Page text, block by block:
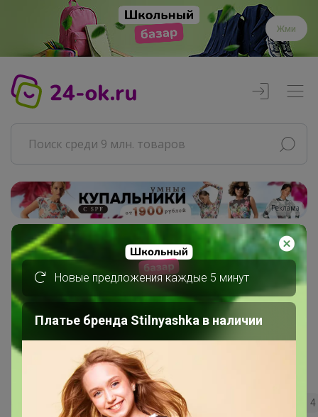
Жми
Реклама
Главная
Совместные покупки
АРХИВ СП
Продукты
Морепродукты и не только с
быстрой доставкой!
5.0 35.7K 4
Новые предложения каждые 5 минут
Платье бренда Stilnyashka в наличии